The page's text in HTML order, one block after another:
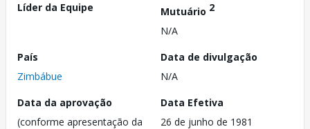
Líder da Equipe
Mutuário 2
N/A
País
Zimbábue
Data de divulgação
N/A
Data da aprovação
(conforme apresentação da
Data Efetiva
26 de junho de 1981